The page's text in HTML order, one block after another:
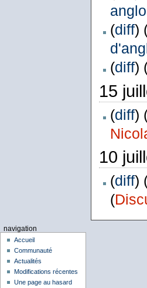
(diff)
(diff)
15
(diff)
10
(diff)
(
navigation
Accueil
Communauté
Actualités
Modifications récentes
Une page au hasard